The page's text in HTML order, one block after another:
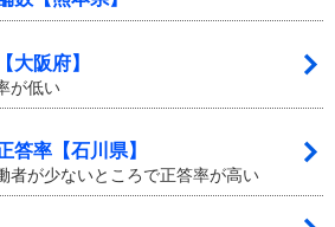
大阪府】
が低い
答率【石川県】
者が少ないところで正答率が高い